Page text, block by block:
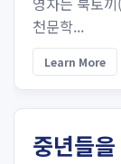
천문학...
Learn More
중년들